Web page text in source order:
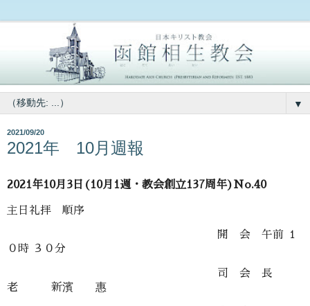
▼
2021/09/20
2021年 10月週報
2021年10月3日(10月1週・教会創立137周年)No.40
主日礼拝 順序
開 会 午前 １
０時 ３０分
司 会 長
老 新濱 惠